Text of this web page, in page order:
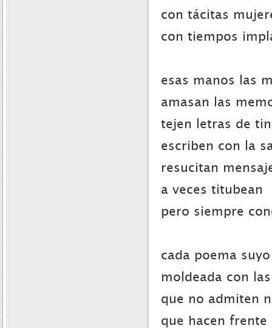
con tácitas
con tiempos
esas manos las
amasan las
tejen letras de
escriben con la
resucitan
a veces titubean
pero siempre
cada poema
moldeada con
que no admiten
que hacen frente